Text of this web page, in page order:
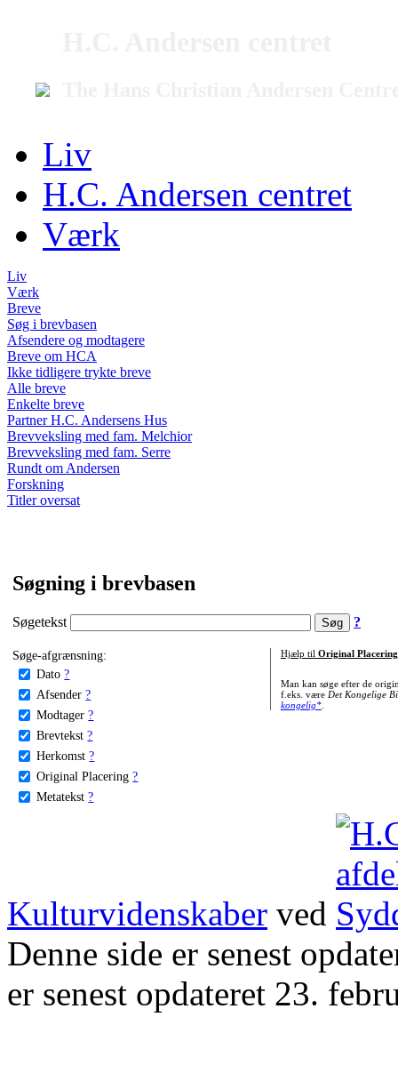
Liv
H.C. Andersen centret
Værk
Liv
Værk
Breve
Søg i brevbasen
Afsendere og modtagere
Breve om HCA
Ikke tidligere trykte breve
Alle breve
Enkelte breve
Partner H.C. Andersens Hus
Brevveksling med fam. Melchior
Brevveksling med fam. Serre
Rundt om Andersen
Forskning
Titler oversat
Søgning i brevbasen
Søgetekst ?
Søge-afgrænsning:
Dato ?
Afsender ?
Modtager ?
Brevtekst ?
Herkomst ?
Original Placering ?
Metatekst ?
Hjælp til Original Placering
Man kan søge efter de
f.eks. være Det Kongelige
kongelig*.
Kulturvidenskaber ved
Denne side er senest
er senest opdateret 23.